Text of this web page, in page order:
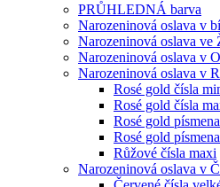
PRŮHLEDNÁ barva
Narozeninová oslava v
Narozeninová oslava
Narozeninová oslava v
Narozeninová oslava v
Rosé gold čísla
Rosé gold čísla
Rosé gold
Rosé gold
Růžové čísla maxi
Narozeninová oslava v